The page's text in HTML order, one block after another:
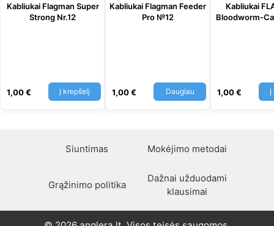
Kabliukai Flagman Super
Strong Nr.12
1,00€ Į krepšelį
Kabliukai Flagman Feeder
Pro №12
1,00€ Daugiau
Kabliukai
Bloodworm-
1,00€ Į
Siuntimas Mokėjimo metodai
Grąžinimo politika
Dažnai užduodami
klausimai